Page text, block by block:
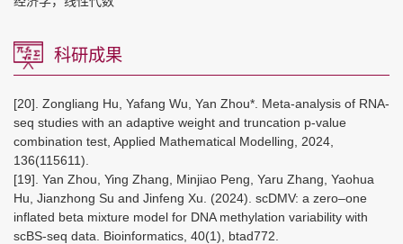
科研成果
[20]. Zongliang Hu, Yafang Wu, Yan Zhou*. Meta-analysis of RNA-
seq studies with an adaptive weight and truncation p-value
combination test, Applied Mathematical Modelling, 2024,
136(115611).
[19]. Yan Zhou, Ying Zhang, Minjiao Peng, Yaru Zhang, Yaohua
Hu, Jianzhong Su and Jinfeng Xu. (2024). scDMV: a zero–one
inflated beta mixture model for DNA methylation variability with
scBS-seq data. Bioinformatics, 40(1), btad772.